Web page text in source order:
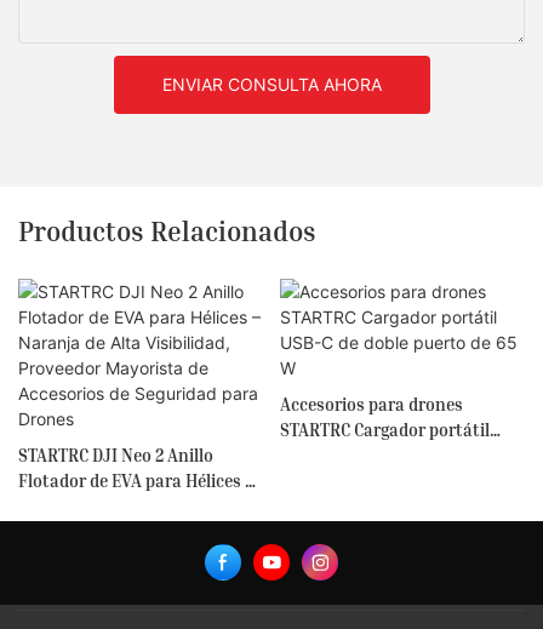
ENVIAR CONSULTA AHORA
Productos Relacionados
STARTRC DJI Neo 2 Anillo
Flotador de EVA para Hélices –
Accesorios de Seguridad para
Accesorios para drones
STARTRC Cargador portátil